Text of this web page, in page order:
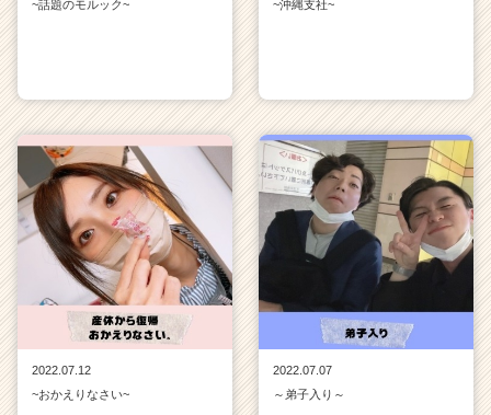
~話題のモルック~ ~沖縄支社~
2022.07.12
~おかえりなさい~
2022.07.07
～弟子入り～